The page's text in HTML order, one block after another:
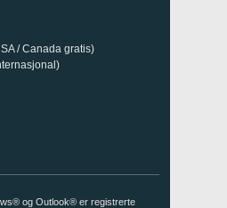
/ Canada gratis)
og Outlook® er registrerte